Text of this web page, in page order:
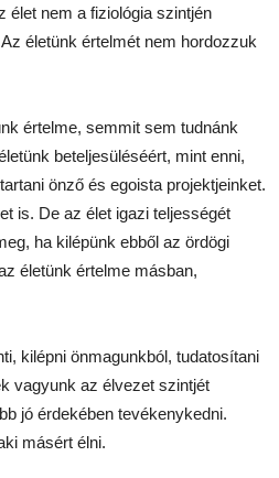
élet nem a fiziológia szintjén
életünk értelmét nem hordozzuk
értelme, semmit sem tudnánk
beteljesüléséért, mint enni,
önző és egoista projektjeinket.
is. De az élet igazi teljességét
ha kilépünk ebből az ördögi
életünk értelme másban,
kilépni önmagunkból, tudatosítani
vagyunk az élvezet szintjét
jó érdekében tevékenykedni.
másért élni.